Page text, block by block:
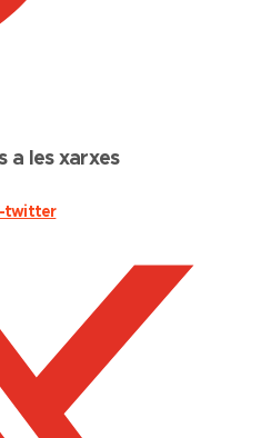
a les xarxes
twitter